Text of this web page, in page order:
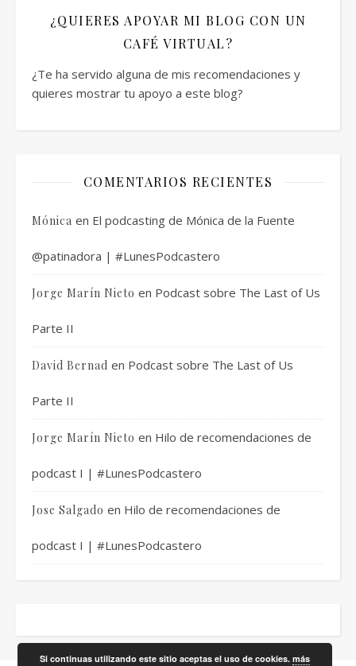
¿QUIERES APOYAR MI BLOG CON UN
CAFÉ VIRTUAL?
¿Te ha servido alguna de mis recomendaciones y
quieres mostrar tu apoyo a este blog?
COMENTARIOS RECIENTES
Mónica en El podcasting de Mónica de la Fuente
@patinadora | #LunesPodcastero
Jorge Marín Nieto en Podcast sobre The Last of Us
Parte II
David Bernad en Podcast sobre The Last of Us
Parte II
Jorge Marín Nieto en Hilo de recomendaciones de
podcast I | #LunesPodcastero
Jose Salgado en Hilo de recomendaciones de
podcast I | #LunesPodcastero
Si continuas utilizando este sitio aceptas el uso de cookies.más